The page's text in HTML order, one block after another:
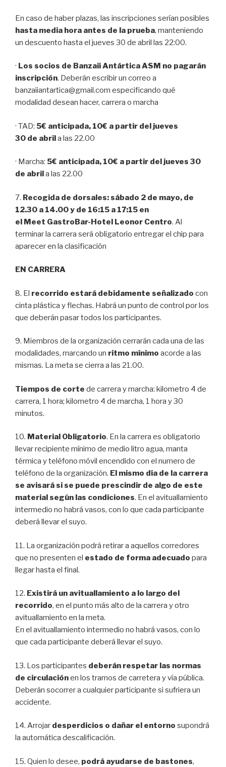
En caso de haber plazas, las inscripciones serían posibles
hasta media hora antes de la prueba, manteniendo
un descuento hasta el jueves 30 de abril las 22:00.
· Los socios de Banzaii Antártica ASM no pagarán
inscripción. Deberán escribir un correo a
banzaiiantartica@gmail.com especificando qué
modalidad desean hacer, carrera o marcha
· TAD: 5€ anticipada, 10€ a partir del jueves
30 de abrila las 22.00
· Marcha: 5€ anticipada, 10€ a partir del jueves 30
de abrila las 22.00
7. Recogida de dorsales: sábado 2 de mayo, de
12.30 a 14.00 y de 16:15 a 17:15 en
el Meet GastroBar-Hotel Leonor Centro. Al
terminar la carrera será obligatorio entregar el chip para
aparecer en la clasificación
EN CARRERA
8. El recorrido estará debidamente señalizado con
cinta plástica y flechas. Habrá un punto de control por los
que deberán pasar todos los participantes.
9. Miembros de la organización cerrarán cada una de las
modalidades, marcando un ritmo mínimo acorde a las
mismas. La meta se cierra a las 21.00.
Tiempos de corte de carrera y marcha: kilometro 4 de
carrera, 1 hora; kilometro 4 de marcha, 1 hora y 30
minutos.
10. Material Obligatorio. En la carrera es obligatorio
llevar recipiente mínimo de medio litro agua, manta
térmica y teléfono móvil encendido con el numero de
teléfono de la organización. El mismo día de la carrera
se avisará si se puede prescindir de algo de este
material según las condiciones. En el avituallamiento
intermedio no habrá vasos, con lo que cada participante
deberá llevar el suyo.
11. La organización podrá retirar a aquellos corredores
que no presenten el estado de forma adecuado para
llegar hasta el final.
12. Existirá un avituallamiento a lo largo del
recorrido, en el punto más alto de la carrera y otro
avituallamiento en la meta.
En el avituallamiento intermedio no habrá vasos, con lo
que cada participante deberá llevar el suyo.
13. Los participantes deberán respetar las normas
de circulaciónen los tramos de carretera y vía pública.
Deberán socorrer a cualquier participante si sufriera un
accidente.
14. Arrojar desperdicios o dañar el entorno supondrá
la automática descalificación.
15. Quien lo desee, podrá ayudarse de bastones,